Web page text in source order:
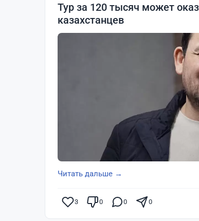
Тур за 120 тысяч может
казахстанцев
Читать дальше →
3 0 0 0